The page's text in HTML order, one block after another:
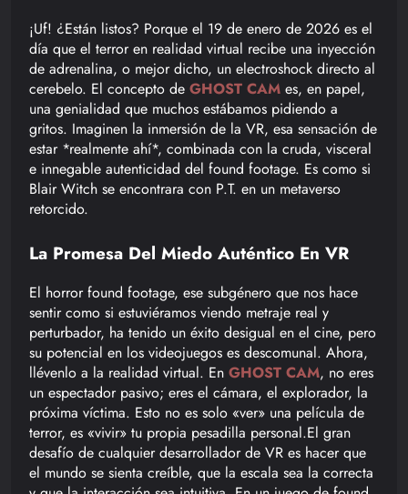
¡Uf! ¿Están listos? Porque el 19 de enero de 2026 es el
día que el terror en realidad virtual recibe una inyección
de adrenalina, o mejor dicho, un electroshock directo al
cerebelo. El concepto de GHOST CAM es, en papel,
una genialidad que muchos estábamos pidiendo a
gritos. Imaginen la inmersión de la VR, esa sensación de
estar *realmente ahí*, combinada con la cruda, visceral
e innegable autenticidad del found footage. Es como si
Blair Witch se encontrara con P.T. en un metaverso
retorcido.
La Promesa Del Miedo Auténtico En VR
El horror found footage, ese subgénero que nos hace
sentir como si estuviéramos viendo metraje real y
perturbador, ha tenido un éxito desigual en el cine, pero
su potencial en los videojuegos es descomunal. Ahora,
llévenlo a la realidad virtual. En GHOST CAM, no eres
un espectador pasivo; eres el cámara, el explorador, la
próxima víctima. Esto no es solo «ver» una película de
terror, es «vivir» tu propia pesadilla personal.El gran
desafío de cualquier desarrollador de VR es hacer que
el mundo se sienta creíble, que la escala sea la correcta